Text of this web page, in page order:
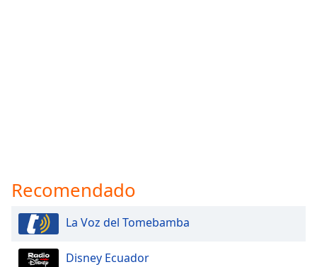
Recomendado
La Voz del Tomebamba
Disney Ecuador